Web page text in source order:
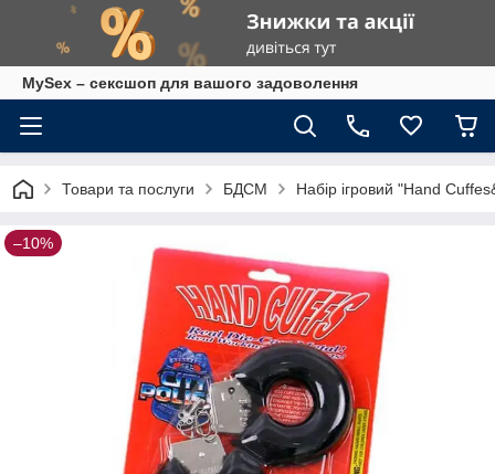
MySex – сексшоп для вашого задоволення
Товари та послуги БДСМ Набір ігровий "Hand
–10%